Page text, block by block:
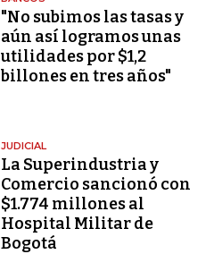
"No subimos las tasas y
aún así logramos unas
utilidades por $1,2
billones en tres años"
JUDICIAL
La Superindustria y
Comercio sancionó con
$1.774 millones al
Hospital Militar de
Bogotá